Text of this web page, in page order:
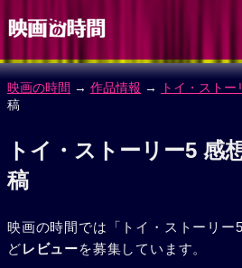
映画の時間 → 作品情報 → トイ・ストー
稿
トイ・ストーリー5 感
稿
映画の時間では「トイ・ストーリー
どレビューを募集しています。